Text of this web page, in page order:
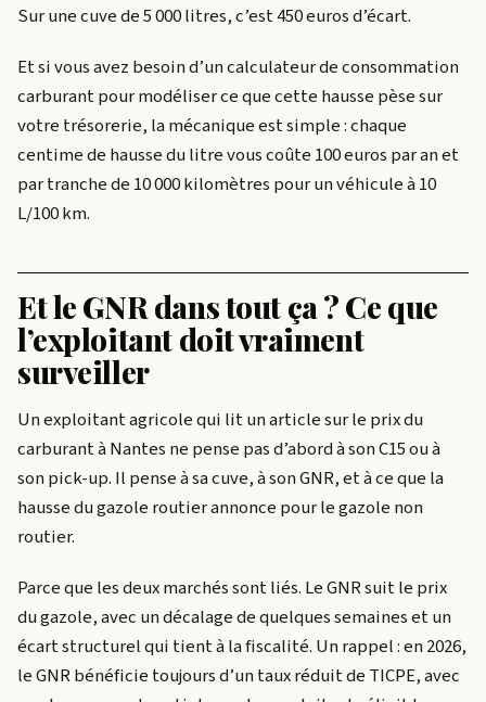
Sur une cuve de 5 000 litres, c’est 450 euros d’écart.
Et si vous avez besoin d’un calculateur de consommation
carburant pour modéliser ce que cette hausse pèse sur
votre trésorerie, la mécanique est simple : chaque
centime de hausse du litre vous coûte 100 euros par an et
par tranche de 10 000 kilomètres pour un véhicule à 10
L/100 km.
Et le GNR dans tout ça ? Ce que
l’exploitant doit vraiment
surveiller
Un exploitant agricole qui lit un article sur le prix du
carburant à Nantes ne pense pas d’abord à son C15 ou à
son pick-up. Il pense à sa cuve, à son GNR, et à ce que la
hausse du gazole routier annonce pour le gazole non
routier.
Parce que les deux marchés sont liés. Le GNR suit le prix
du gazole, avec un décalage de quelques semaines et un
écart structurel qui tient à la fiscalité. Un rappel : en 2026,
le GNR bénéficie toujours d’un taux réduit de TICPE, avec